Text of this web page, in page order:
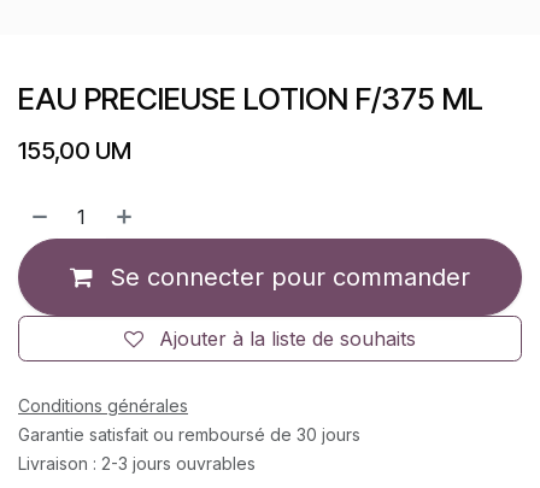
EAU PRECIEUSE LOTION F/375 ML
155,00 UM
Se connecter pour commander
Ajouter à la liste de souhaits
Conditions générales
Garantie satisfait ou remboursé de 30 jours
Livraison : 2-3 jours ouvrables